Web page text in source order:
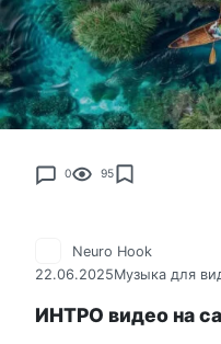
0 95
Neuro Hook
22.06.2025Музыка для
ИНТРО видео на